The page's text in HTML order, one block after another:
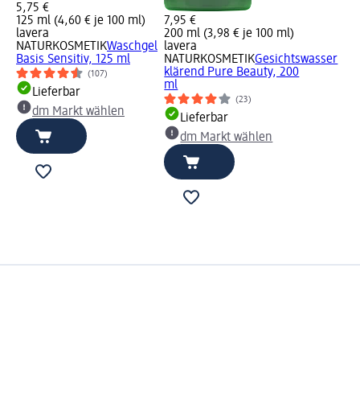
5,75 €
125 ml (4,60 € je 100 ml)
lavera
NATURKOSMETIKWaschgel
Basis Sensitiv, 125 ml
(107)
Lieferbar
dm Markt wählen
7,95 €
200 ml (3,98 € je 100 ml)
lavera
NATURKOSMETIKGesichtswasser
klärend Pure Beauty, 200
ml
(23)
Lieferbar
dm Markt wählen